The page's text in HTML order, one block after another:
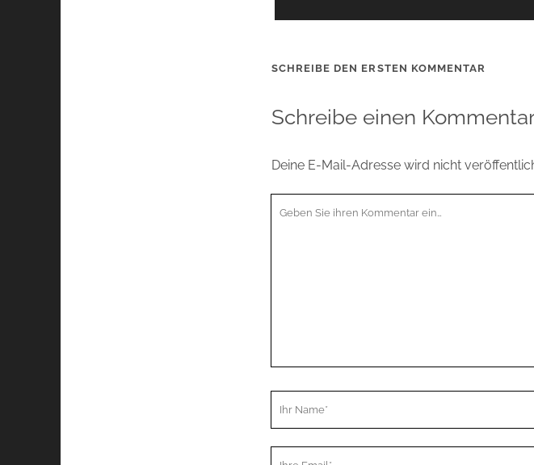
SCHREIBE DEN ERSTEN KOMMENTAR
Schreibe einen
Deine E-Mail-Adresse wird nicht